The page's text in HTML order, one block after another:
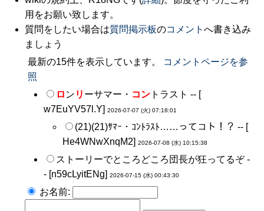
用をお願い致します。
質問をしたい場合は質問掲示板のコメント へ書き込み
ましょう
最新の15件を表示しています。
コメントページを参
照
ロ ン リ ーサマー・ コン トラスト -- [
w7EuYV57l.Y] 2026-07-07 (火) 07:18:01
(21)(21)ｻﾏｰ・ｺﾝﾄﾗｽﾄ……ってコト！？ -- [
He4WNwXnqM2] 2026-07-08 (水) 10:15:38
ストーリーでところどころ団長が狂ってるぞ -
- [n59cLyitENg] 2026-07-15 (水) 00:43:30
お名前: